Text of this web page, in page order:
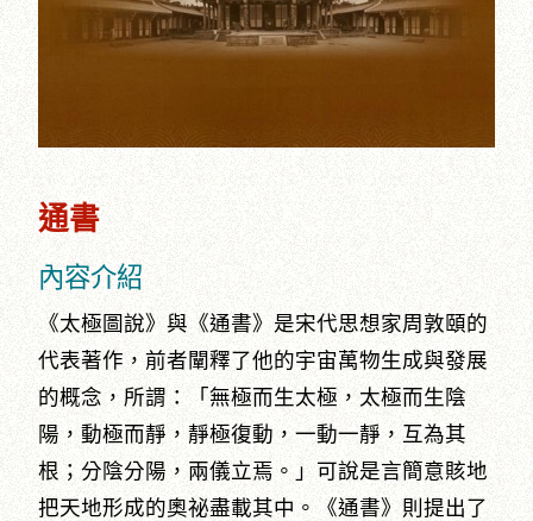
通書
內容介紹
《太極圖說》與《通書》是宋代思想家周敦頤的
代表著作，前者闡釋了他的宇宙萬物生成與發展
的概念，所謂：「無極而生太極，太極而生陰
陽，動極而靜，靜極復動，一動一靜，互為其
根；分陰分陽，兩儀立焉。」可說是言簡意賅地
把天地形成的奧祕盡載其中。《通書》則提出了